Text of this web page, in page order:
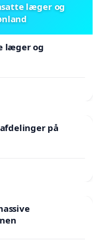
læger og
læger og
på